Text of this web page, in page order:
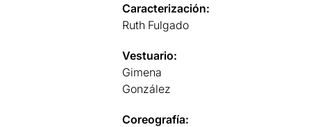
Caracterización:
Ruth Fulgado
Vestuario:
Gimena
González
Coreografía: